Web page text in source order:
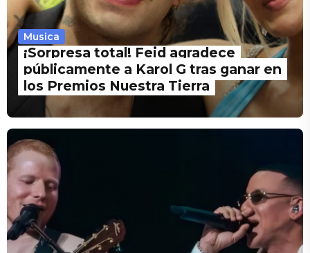
Musica
¡Sorpresa total! Feid agradece
públicamente a Karol G tras ganar en
los Premios Nuestra Tierra